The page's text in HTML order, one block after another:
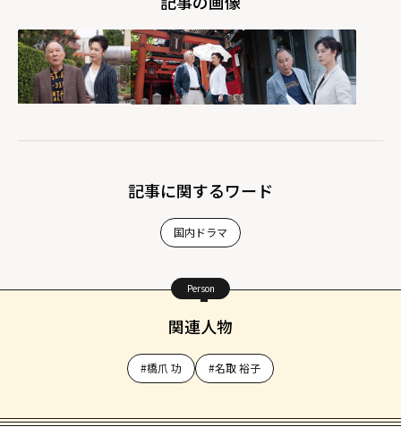
記事に関するワード
国内ドラマ
Person
関連人物
#橋爪 功 #名取 裕子